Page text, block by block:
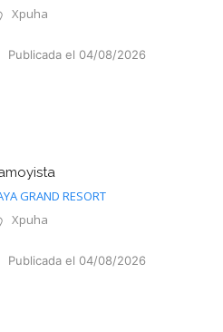
Xpuha
Publicada el 04/08/2026
GRAND RESORT
Xpuha
Publicada el 04/08/2026